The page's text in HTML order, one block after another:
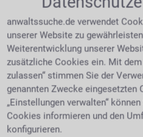
Grades noch Ehepartner
Unterstützung leisten
Bei wem beantragt
Das Rathaus oder die
örtlichen Bürgerbüros
sind die richtigen
Ansprechpartner.
Neben den unbedingt
anwaltssuche.de verwendet
unserer Website zu
Weiterentwicklung unserer
zusätzliche Cookies ein. Mit
zulassen“ stimmen Sie der
genannten Zwecke eingesetzten
„Einstellungen verwalten“
Cookies informieren und den
konfigurieren.